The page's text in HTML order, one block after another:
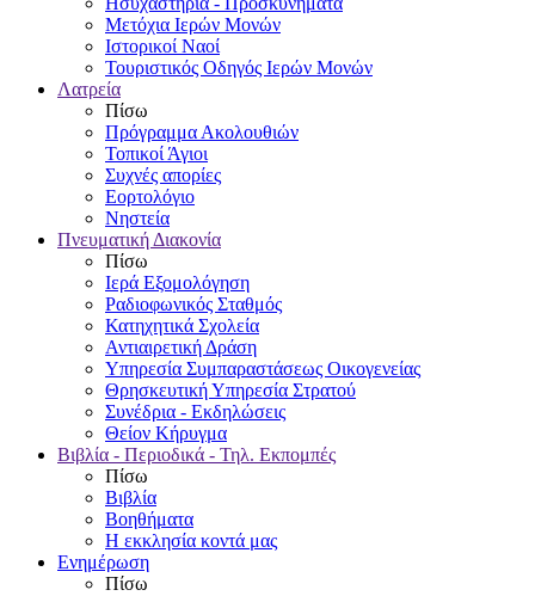
Μετόχια Ιερών Μονών
Ιστορικοί Ναοί
Τουριστικός Οδηγός Ιερών Μονών
Λατρεία
Πίσω
Πρόγραμμα Ακολουθιών
Τοπικοί Άγιοι
Συχνές απορίες
Εορτολόγιο
Νηστεία
Πνευματική Διακονία
Πίσω
Ιερά Εξομολόγηση
Ραδιοφωνικός Σταθμός
Κατηχητικά Σχολεία
Αντιαιρετική Δράση
Υπηρεσία Συμπαραστάσεως Οικογενείας
Θρησκευτική Υπηρεσία Στρατού
Συνέδρια - Εκδηλώσεις
Θείον Κήρυγμα
Βιβλία - Περιοδικά - Τηλ. Εκπομπές
Πίσω
Βιβλία
Βοηθήματα
Η εκκλησία κοντά μας
Ενημέρωση
Πίσω